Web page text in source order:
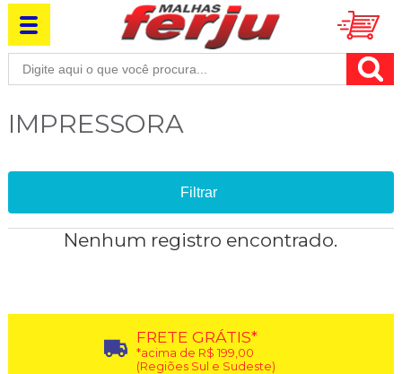
IMPRESSORA
Filtrar
Nenhum registro encontrado.
FRETE GRÁTIS*
*acima de R$ 199,00
(Regiões Sul e Sudeste)